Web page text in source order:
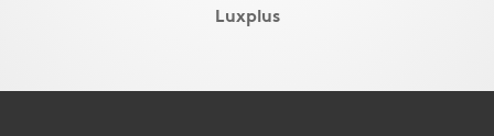
Luxplus